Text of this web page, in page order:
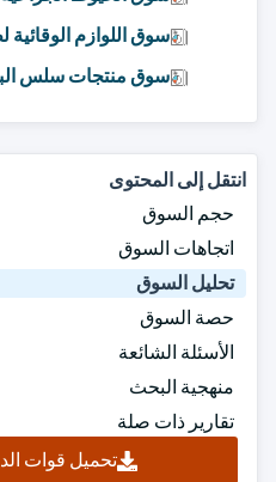
سوق اللوازم
سوق منتجات سلس
انتقل إلى المحتوى
حجم السوق
اتجاهات السوق
تحليل السوق
حصة السوق
الأسئلة الشائعة
منهجية البحث
تقارير ذات صلة
تحميل قوات